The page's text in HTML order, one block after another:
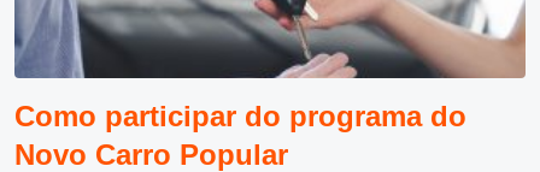
Como participar do programa do
Novo Carro Popular